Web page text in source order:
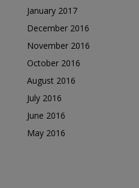
January 2017
December 2016
November 2016
October 2016
August 2016
July 2016
June 2016
May 2016